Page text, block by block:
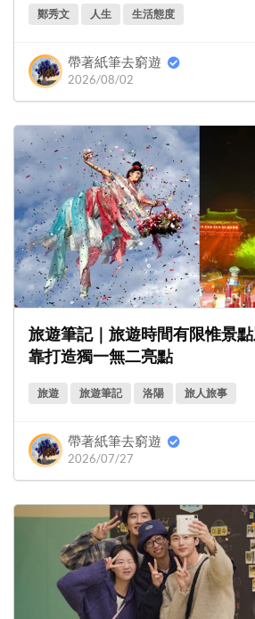
鄭秀文 人生 生活態度
帶著紙筆去窮遊
2026/08/02
旅遊筆記｜旅遊時間有限惟景
靠打造獨一無二亮點
旅遊 旅遊筆記 洛陽 旅人旅事
帶著紙筆去窮遊
2026/07/27